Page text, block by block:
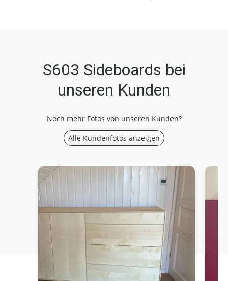
S603 Sideboards bei
unseren Kunden
Noch mehr Fotos von unseren Kunden?
Alle Kundenfotos anzeigen